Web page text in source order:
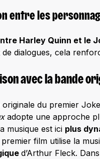
entre les
Harley Quinn et le
dialogues, cela
avec la bande
originale du premier
adopte une approche
musique est ici plus
film utilise la
d’Arthur Fleck.